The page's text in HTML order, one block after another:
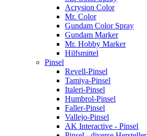
Acrysion Color
Mr. Color
Gundam Color Spray
Gundam Marker
Mr. Hobby Marker
Hilfsmittel
Pinsel
Revell-Pinsel
Tamiya-Pinsel
Italeri-Pinsel
Humbrol-Pinsel
Faller-Pinsel
Vallejo-Pinsel
AK Interactive - Pinsel